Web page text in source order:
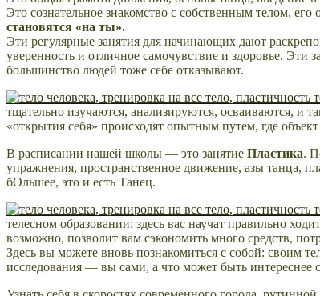
Это сознательное знакомство с собственным телом,
становятся «на ты».
Эти регулярные занятия для начинающих дают
уверенность и отличное самочувствие и здоровье. Эти
большинство людей тоже себе отказывают.
тщательно изучаются, анализируются, осваиваются, и
«открытия себя» происходят опытным путем, где
В расписании нашей школы — это занятие Пластика.
упражнения, пространственное движение, азы танца,
бОльшее, это и есть Танец.
телесном образовании: здесь вас научат правильно
возможно, позволит вам сэкономить много средств,
Здесь вы можете вновь познакомиться с собой: своим
исследования — вы сами, а что может быть интереснее